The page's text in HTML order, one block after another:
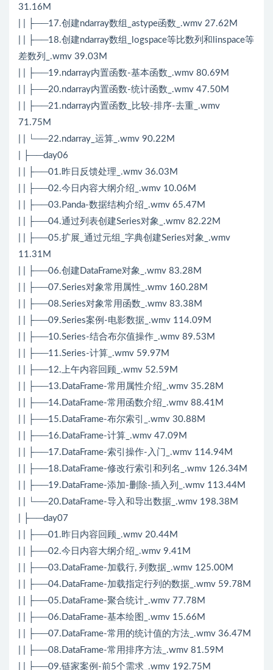
31.16M
| | ├──17.创建ndarray数组_astype函数_.wmv 27.62M
| | ├──18.创建ndarray数组_logspace等比数列和linspace等
差数列_.wmv 39.03M
| | ├──19.ndarray内置函数-基本函数_.wmv 80.69M
| | ├──20.ndarray内置函数-统计函数_.wmv 47.50M
| | ├──21.ndarray内置函数_比较-排序-去重_.wmv
71.75M
| | └──22.ndarray_运算_.wmv 90.22M
| ├──day06
| | ├──01.昨日反馈处理_.wmv 36.03M
| | ├──02.今日内容大纲介绍_.wmv 10.06M
| | ├──03.Panda-数据结构介绍_.wmv 65.47M
| | ├──04.通过列表创建Series对象_.wmv 82.22M
| | ├──05.扩展_通过元组_字典创建Series对象_.wmv
11.31M
| | ├──06.创建DataFrame对象_.wmv 83.28M
| | ├──07.Series对象常用属性_.wmv 160.28M
| | ├──08.Series对象常用函数_.wmv 83.38M
| | ├──09.Series案例-电影数据_.wmv 114.09M
| | ├──10.Series-结合布尔值操作_.wmv 89.53M
| | ├──11.Series-计算_.wmv 59.97M
| | ├──12.上午内容回顾_.wmv 52.59M
| | ├──13.DataFrame-常用属性介绍_.wmv 35.28M
| | ├──14.DataFrame-常用函数介绍_.wmv 88.41M
| | ├──15.DataFrame-布尔索引_.wmv 30.88M
| | ├──16.DataFrame-计算_.wmv 47.09M
| | ├──17.DataFrame-索引操作-入门_.wmv 114.94M
| | ├──18.DataFrame-修改行索引和列名_.wmv 126.34M
| | ├──19.DataFrame-添加-删除-插入列_.wmv 113.44M
| | └──20.DataFrame-导入和导出数据_.wmv 198.38M
| ├──day07
| | ├──01.昨日内容回顾_.wmv 20.44M
| | ├──02.今日内容大纲介绍_.wmv 9.41M
| | ├──03.DataFrame-加载行, 列数据_.wmv 125.00M
| | ├──04.DataFrame-加载指定行列的数据_.wmv 59.78M
| | ├──05.DataFrame-聚合统计_.wmv 77.78M
| | ├──06.DataFrame-基本绘图_.wmv 15.66M
| | ├──07.DataFrame-常用的统计值的方法_.wmv 36.47M
| | ├──08.DataFrame-常用排序方法_.wmv 81.59M
| | ├──09.链家案例-前5个需求_.wmv 192.75M